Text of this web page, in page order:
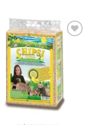
Ajouter
à la liste
souhaits